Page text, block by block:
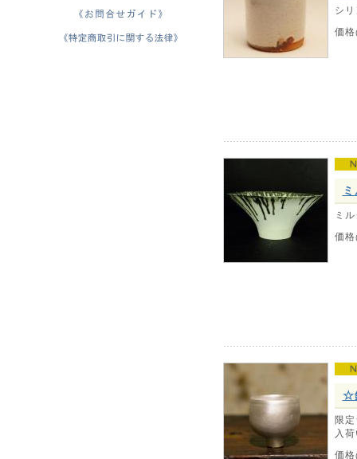
シ
価格
ミ
価格
☆
限
入
価格